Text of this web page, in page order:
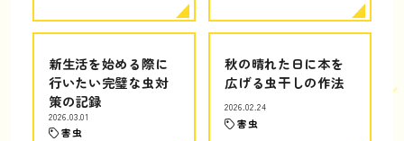
新生活を始める際に
行いたい完璧な虫対
策の記録
2026.03.01
害虫
秋の晴れた日に本を
広げる虫干しの作法
2026.02.24
害虫